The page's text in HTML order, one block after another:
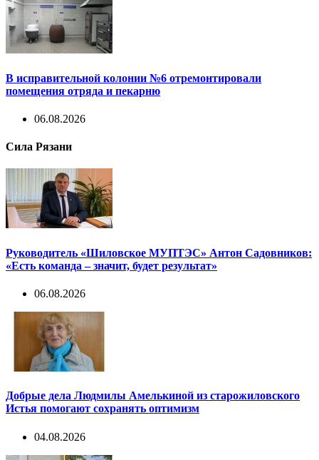
В исправительной колонии №6 отремонтировали
помещения отряда и пекарню
06.08.2026
Сила Рязани
Руководитель «Шиловское МУПТЭС» Антон Садовников:
«Есть команда – значит, будет результат»
06.08.2026
Добрые дела Людмилы Амелькиной из старожиловского
Истья помогают сохранять оптимизм
04.08.2026